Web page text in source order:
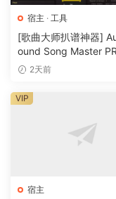
宿主 · 工具
[歌曲大师扒谱神器]
ound Song Master
0.02 [WiN]（355MB）
2天前
宿主
VIP